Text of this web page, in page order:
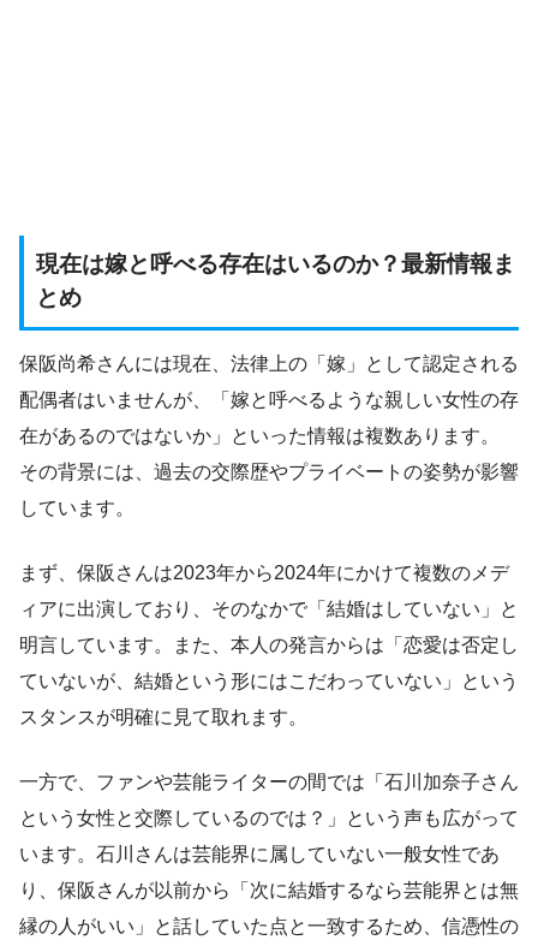
現在は嫁と呼べる存在はいるのか？最新情報ま
とめ
保阪尚希さんには現在、法律上の「嫁」として認定される
配偶者はいませんが、「嫁と呼べるような親しい女性の存
在があるのではないか」といった情報は複数あります。
その背景には、過去の交際歴やプライベートの姿勢が影響
しています。
まず、保阪さんは2023年から2024年にかけて複数のメデ
ィアに出演しており、そのなかで「結婚はしていない」と
明言しています。また、本人の発言からは「恋愛は否定し
ていないが、結婚という形にはこだわっていない」という
スタンスが明確に見て取れます。
一方で、ファンや芸能ライターの間では「石川加奈子さん
という女性と交際しているのでは？」という声も広がって
います。石川さんは芸能界に属していない一般女性であ
り、保阪さんが以前から「次に結婚するなら芸能界とは無
縁の人がいい」と話していた点と一致するため、信憑性の